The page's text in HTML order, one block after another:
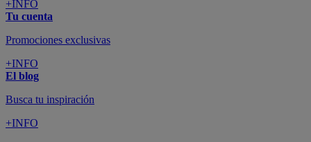
+INFO
Tu cuenta
Promociones exclusivas
+INFO
El blog
Busca tu inspiración
+INFO